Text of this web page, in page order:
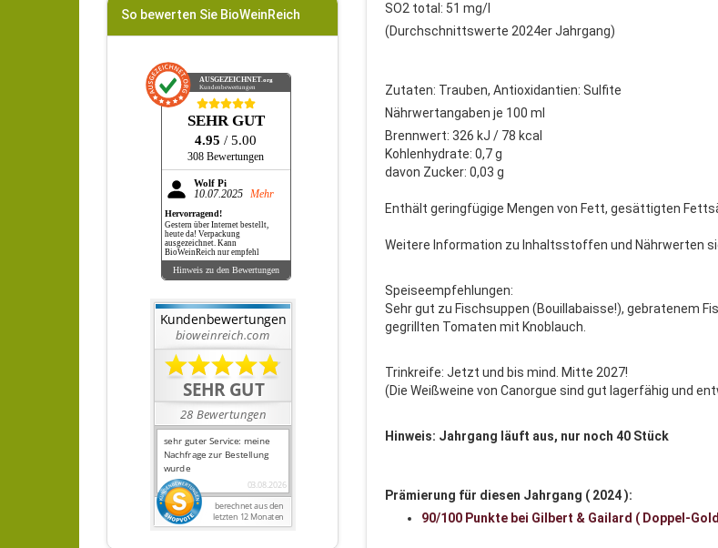
So bewerten Sie BioWeinReich
AUSGEZEICHNET.org
Kundenbewertungen
SEHR GUT
4.95 / 5.00
308 Bewertungen
Wolf Pi
10.07.2025 Mehr
Hervorragend!
Gestern über Internet bestellt,
heute da! Verpackung
ausgezeichnet. Kann
BioWeinReich nur empfehl
Hinweis zu den Bewertungen
SO2 total: 51 mg/l
(Durchschnittswerte 2024er Jahrgang)
Zutaten: Trauben, Antioxidantien: Sulfite
Nährwertangaben je 100 ml
Brennwert: 326 kJ / 78 kcal
Kohlenhydrate: 0,7 g
davon Zucker: 0,03 g
Enthält geringfügige Mengen von Fett, gesättigten
Weitere Information zu Inhaltsstoffen und Nährwerten
Speiseempfehlungen:
Sehr gut zu Fischsuppen (Bouillabaisse!), gebratenem
gegrillten Tomaten mit Knoblauch.
Trinkreife: Jetzt und bis mind. Mitte 2027!
(Die Weißweine von Canorgue sind gut lagerfähig und
Hinweis: Jahrgang läuft aus, nur noch 40 Stück
Prämierung für diesen Jahrgang ( 2024 ):
90/100 Punkte bei Gilbert & Gailard ( Doppel-